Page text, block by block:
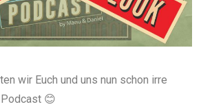
wir Euch und uns nun schon irre
😊